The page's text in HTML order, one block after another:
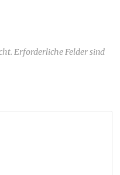
Erforderliche Felder sind